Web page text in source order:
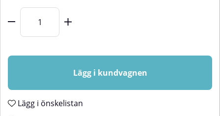
Lägg i kundvagnen
Lägg i önskelistan